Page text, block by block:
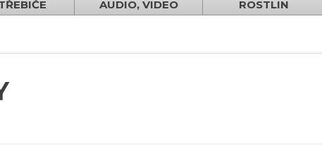
AUDIO, VIDEO
ROSTLIN